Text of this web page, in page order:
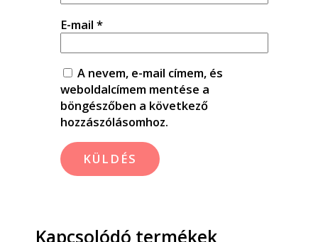
E-mail *
A nevem, e-mail címem, és
weboldalcímem mentése a
böngészőben a következő
hozzászólásomhoz.
Kapcsolódó termékek